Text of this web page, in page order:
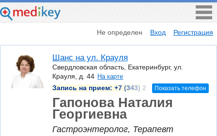
Не определен Вход Регистрация
Шанс на ул. Крауля
Свердловская область, Екатеринбург, ул.
Крауля, д. 44 На карте
Запись на прием: +7 (343) 2 Показать телефон
Гапонова Наталия
Георгиевна
Гастроэнтеролог, Терапевт